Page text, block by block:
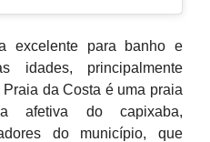
excelente para banho e
idades, principalmente
da Costa é uma praia
afetiva do capixaba,
do município, que